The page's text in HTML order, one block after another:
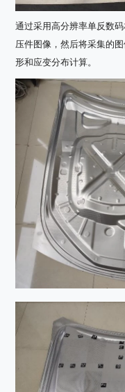
通过采用高分辨率单反数
压件图像，然后将采集的
形和应变分布计算。